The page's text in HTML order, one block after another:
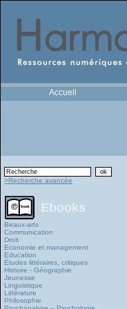
Accueil
>Recherche avancée
Ebooks
Beaux-arts
Communication
Droit
Economie et management
Education
Études littéraires, critiques
Histoire - Géographie
Jeunesse
Linguistique
Littérature
Philosophie